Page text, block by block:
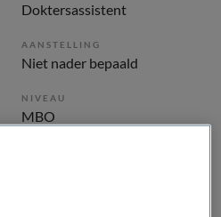
Doktersassistent
AANSTELLING
Niet nader bepaald
NIVEAU
MBO